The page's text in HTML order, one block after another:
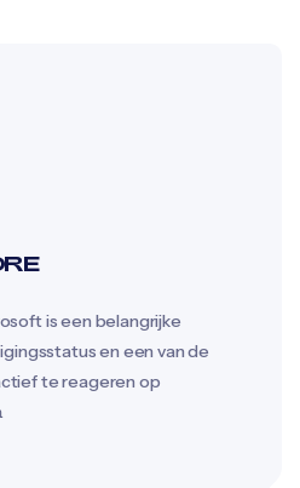
is een belangrijke
en een van de
te reageren op